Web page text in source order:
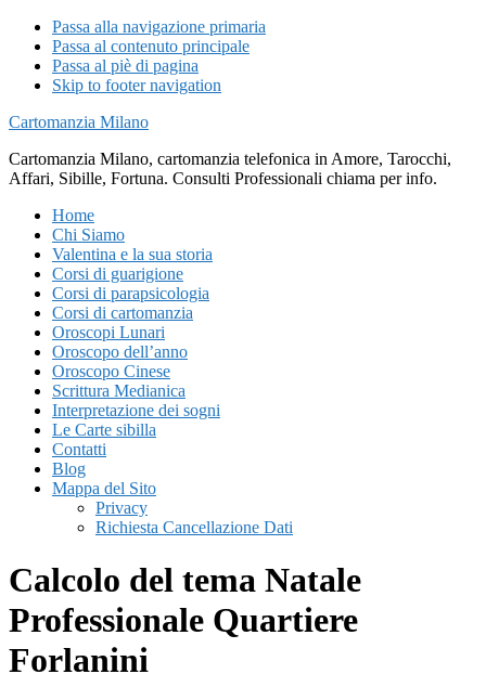
Passa alla navigazione primaria
Passa al contenuto principale
Passa al piè di pagina
Skip to footer navigation
Cartomanzia Milano
Cartomanzia Milano, cartomanzia telefonica in Amore, Tarocchi,
Affari, Sibille, Fortuna. Consulti Professionali chiama per info.
Home
Chi Siamo
Valentina e la sua storia
Corsi di guarigione
Corsi di parapsicologia
Corsi di cartomanzia
Oroscopi Lunari
Oroscopo dell’anno
Oroscopo Cinese
Scrittura Medianica
Interpretazione dei sogni
Le Carte sibilla
Contatti
Blog
Mappa del Sito
Privacy
Richiesta Cancellazione Dati
Calcolo del tema Natale
Professionale Quartiere
Forlanini